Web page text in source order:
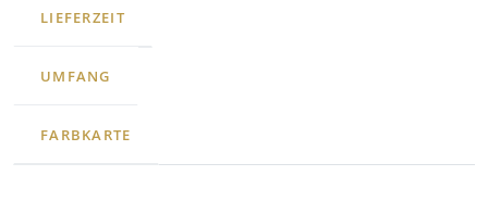
LIEFERZEIT
UMFANG
FARBKARTE